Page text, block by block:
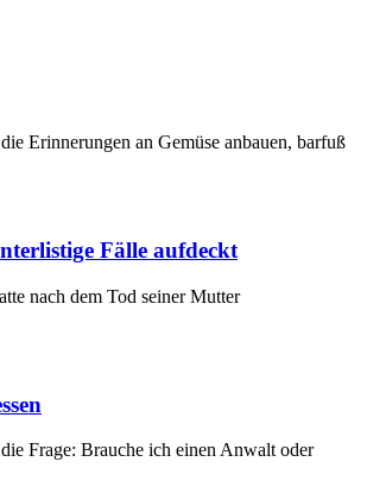
Erinnerungen an Gemüse anbauen, barfuß
Fälle aufdeckt
nach dem Tod seiner Mutter
Frage: Brauche ich einen Anwalt oder